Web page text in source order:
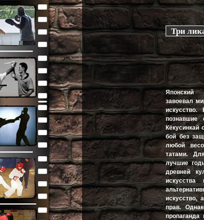
Три
Японский
завоевал
познавшие
Кёкусинкай
бой без
любой
татами.
лучшие
древней
искусства
искусство,
прав.
пропаганда